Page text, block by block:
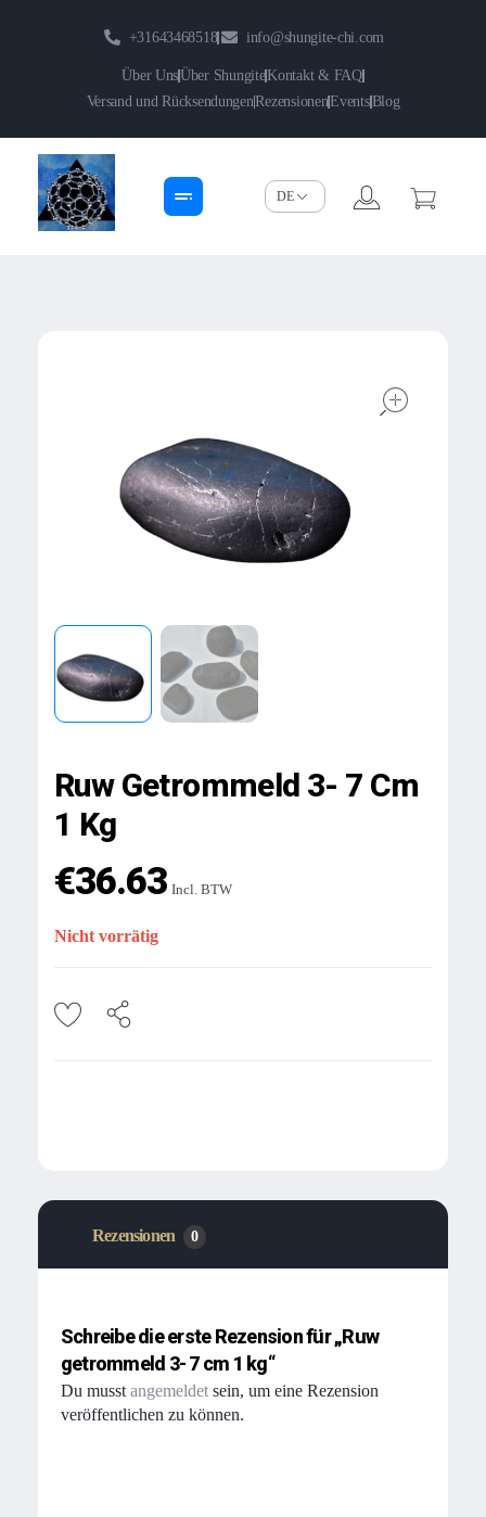
+31643468518 info@shungite-chi.com
Über UnsÜber ShungiteKontakt & FAQ
Versand und RücksendungenRezensionenEventsBlog
Ruw Getrommeld 3- 7 Cm
1 Kg
€36.63 Incl. BTW
Nicht vorrätig
Rezensionen 0
Schreibe die erste Rezension für „Ruw
getrommeld 3- 7 cm 1 kg“
Du musst angemeldetsein, um eine Rezension
veröffentlichen zu können.